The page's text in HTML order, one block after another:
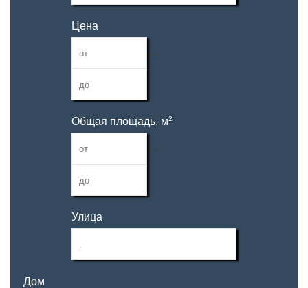
Цена
—
Общая площадь, м2
—
Улица
Дом